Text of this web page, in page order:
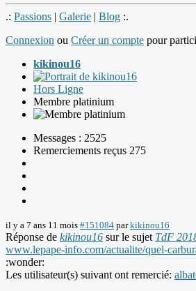
.: Passions | Galerie | Blog :.
Connexion ou Créer un compte pour
kikinou16
Hors Ligne
Membre platinium
Messages : 2525
Remerciements reçus 275
il y a 7 ans 11 mois #151084 parkikinou16
Réponse de kikinou16 sur le sujet TdF
www.lepape-info.com/actualite/quel-
:wonder:
Les utilisateur(s) suivant ont remercié: